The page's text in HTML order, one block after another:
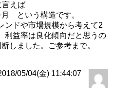
言えば
という構造です。
ンドや市場規模から考えて2
利益率は良化傾向だと思うの
しました。ご参考まで。
05/04(金) 11:44:07